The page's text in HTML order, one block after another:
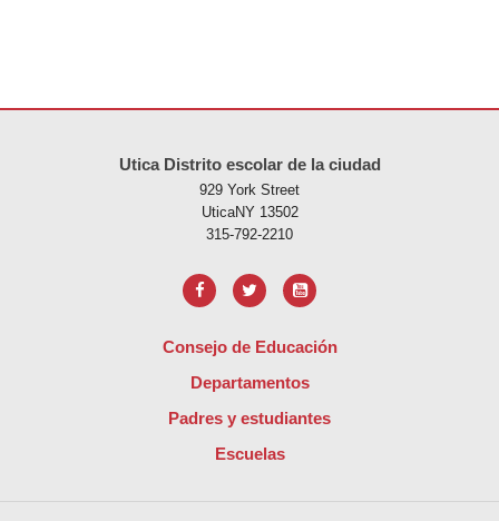
Utica Distrito escolar de la ciudad
929 York Street
UticaNY 13502
315-792-2210
Consejo de Educación
Departamentos
Padres y estudiantes
Escuelas